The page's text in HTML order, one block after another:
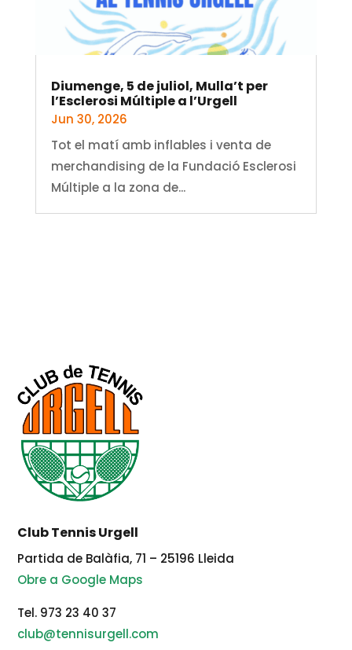
Diumenge, 5 de juliol, Mulla’t per
l’Esclerosi Múltiple a l’Urgell
Jun 30, 2026
Tot el matí amb inflables i venta de
merchandising de la Fundació Esclerosi
Múltiple a la zona de...
Club Tennis Urgell
Partida de Balàfia, 71 – 25196 Lleida
Obre a Google Maps
Tel. 973 23 40 37
club@tennisurgell.com